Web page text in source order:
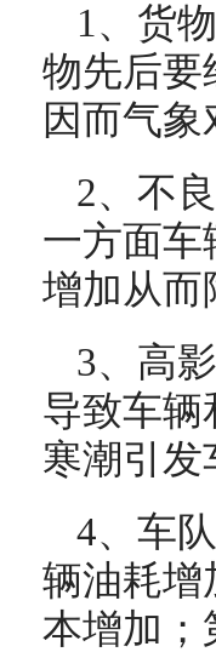
1、货
物先后要
因而气
2、不
一方面车
增加从而
3、高
导致车辆
寒潮引发
4、车
辆油耗增
本增加；